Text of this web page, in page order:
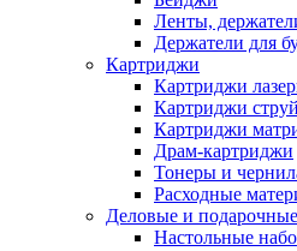
Ленты,
Держатели для
Картриджи
Картриджи
Картриджи
Картриджи
Драм-картриджи
Тонеры и
Расходные
Деловые и
Настольные